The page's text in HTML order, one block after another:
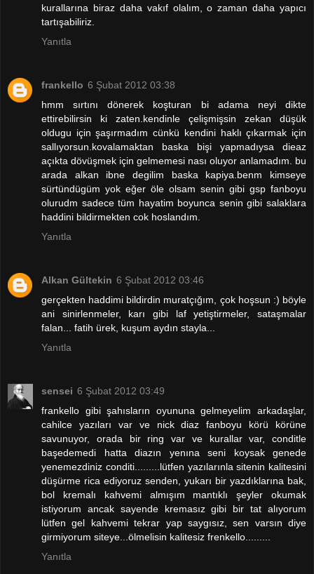
kurallarına biraz daha vakıf olalım, o zaman daha yapıcı
tartışabiliriz.
Yanıtla
frankello 6 Şubat 2012 03:38
hmm sırtını dönerek koşturan bi adama neyi dikte
ettirebilirsin ki zaten.kendinle çelişmişsin zekan düşük
oldugu için şaşırmadım cünkü kendini haklı çıkarmak için
sallıyorsun.kovalamaktan baska bişi yapmadıysa dieaz
açıkta dövüşmek için gelmemesi nası oluyor anlamadım. bu
arada alkan ibne degilim baska kapiya.benm kimseye
sürtündügüm yok eğer öle olsam senin gibi gsp fanboyu
olurudm sadece tüm hayatim boyunca senin gibi salaklara
haddini bildirmekten cok hoslandım.
Yanıtla
Alkan Gültekin 6 Şubat 2012 03:46
gerçekten haddimi bildirdin muratçığım, çok hoşsun :) böyle
ani sinirlenmeler, karı gibi laf yetiştirmeler, sataşmalar
falan... fatih ürek, kuşum aydın stayla...
Yanıtla
sensei 6 Şubat 2012 03:49
frankello gibi şahısların oyununa gelmeyelim arkadaşlar,
cahilce yazıları var ve nick diaz fanboyu körü körüne
savunuyor, orada bir ring var ve kurallar var, conditle
başedemedi hatta diazın yenına seni koysak genede
yenemezdiniz conditi.........lütfen yazılarınla sitenin kalitesini
düşürme rica ediyoruz senden, yukarı bir yazdıklarına bak,
bol kremalı kahvemi almışım mantıklı şeyler okumak
istiyorum ancak sayende kremasız gibi bir tat alıyorum
lütfen gel kahvemi tekrar yap saygısız, sen varsın diye
girmiyorum siteye...ölmelisin kalitesiz frenkello.........
Yanıtla